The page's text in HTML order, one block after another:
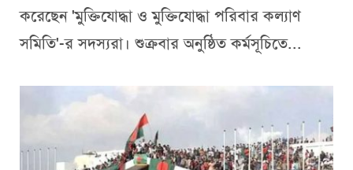
করেছেন 'মুক্তিযোদ্ধা ও মুক্তিযোদ্ধা পরিবার কল্যাণ
সমিতি'-র সদস্যরা। শুক্রবার অনুষ্ঠিত কর্মসূচিতে...